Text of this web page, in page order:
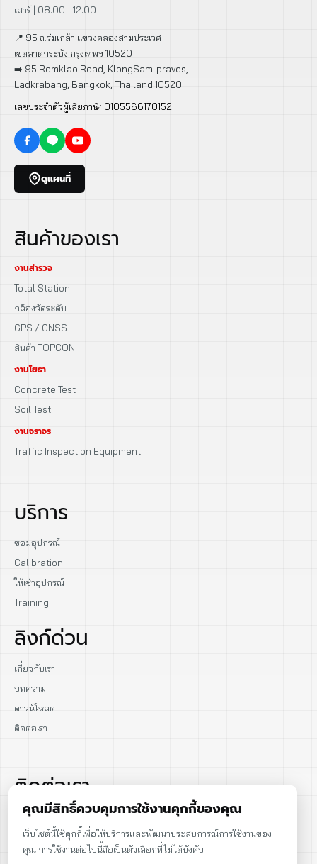
เสาร์ | 08:00 - 12:00
📍 95 ถ.ร่มเกล้า แขวงคลองสามประเวศ
เขตลาดกระบัง กรุงเทพฯ 10520
➡️ 95 Romklao Road, KlongSam-praves,
Ladkrabang, Bangkok, Thailand 10520
เลขประจำตัวผู้เสียภาษี: 0105566170152
ดูแผนที่
สินค้าของเรา
งานสำรวจ
Total Station
กล้องวัดระดับ
GPS / GNSS
สินค้า TOPCON
งานโยธา
Concrete Test
Soil Test
งานจราจร
Traffic Inspection Equipment
บริการ
ซ่อมอุปกรณ์
Calibration
ให้เช่าอุปกรณ์
Training
ลิงก์ด่วน
เกี่ยวกับเรา
บทความ
ดาวน์โหลด
ติดต่อเรา
ติดต่อเรา
086-086-2000
คุณมีสิทธิ์ควบคุมการใช้งานคุกกี้ของคุณ
เว็บไซต์นี้ใช้คุกกี้เพื่อให้บริการและพัฒนาประสบการณ์การใช้งานของ
คุณ การใช้งานต่อไปนี้ถือเป็นตัวเลือกที่ไม่ได้บังคับ